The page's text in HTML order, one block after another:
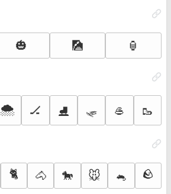
🎃 🎑 🏮
🌨️ 🏒 ⛸️ 🛷 🥌 🥾
🐈 🐴 🐎 🐭 🐁 🪨